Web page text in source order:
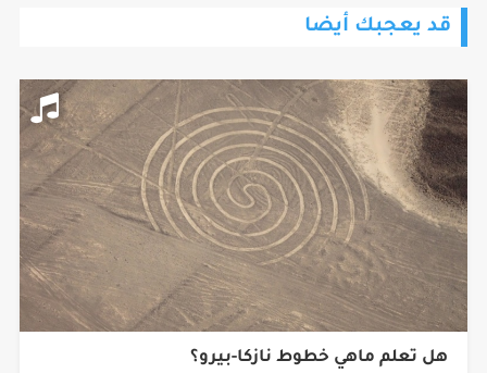
قد يعجبك أيضا
هل تعلم ماهي خطوط نازكا-بيرو؟